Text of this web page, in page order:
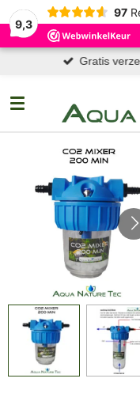
9,3
97
Gratis